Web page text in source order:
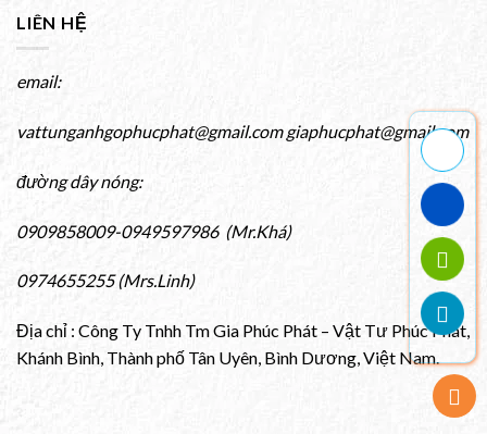
LIÊN HỆ
email:
vattunganhgophucphat@gmail.com giaphucphat@gmail.com
đường dây nóng:
0909858009-0949597986 (Mr.Khá)
0974655255 (Mrs.Linh)
Địa chỉ : Công Ty Tnhh Tm Gia Phúc Phát – Vật Tư Phúc Phát,
Khánh Bình, Thành phố Tân Uyên, Bình Dương, Việt Nam.